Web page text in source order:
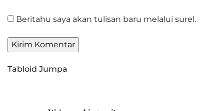
Beritahu saya akan tulisan baru melalui surel.
Tabloid Jumpa